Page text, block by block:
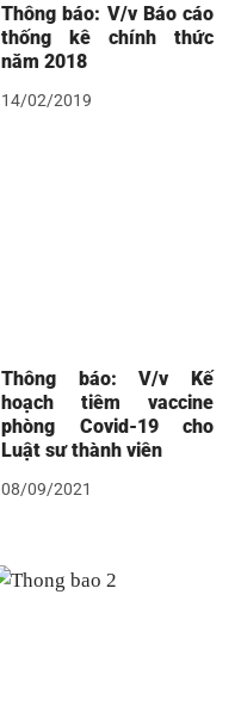
Thông báo: V/v Báo cáo
thống kê chính thức
năm 2018
14/02/2019
Thông báo: V/v Kế
hoạch tiêm vaccine
phòng Covid-19 cho
Luật sư thành viên
08/09/2021